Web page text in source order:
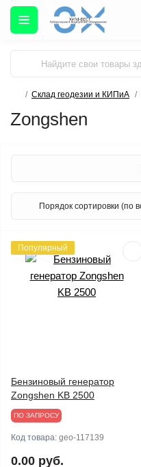
Склад геодезии и КИПиА
Zongshen
Популярный
Бензиновый генератор
Zongshen KB 2500
ПО ЗАПРОСУ
Код товара: geo-117139
0.00 руб.